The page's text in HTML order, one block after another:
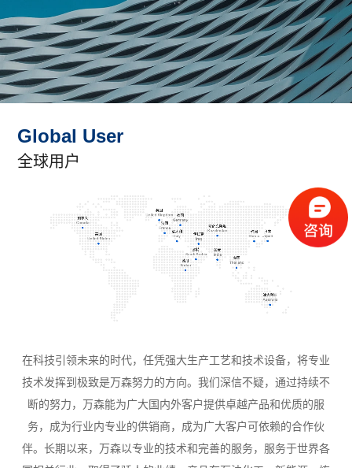
Global User
全球用户
在科技引领未来的时代，任凭强大生产工艺和技术设备，将专业
技术发挥到极致是万森努力的方向。我们深信不疑，通过持续不
断的努力，万森能为广大国内外客户提供卓越产品和优质的服
务，成为行业内专业的供销商，成为广大客户可依赖的合作伙
伴。长期以来，万森以专业的技术和完善的服务，服务于世界各